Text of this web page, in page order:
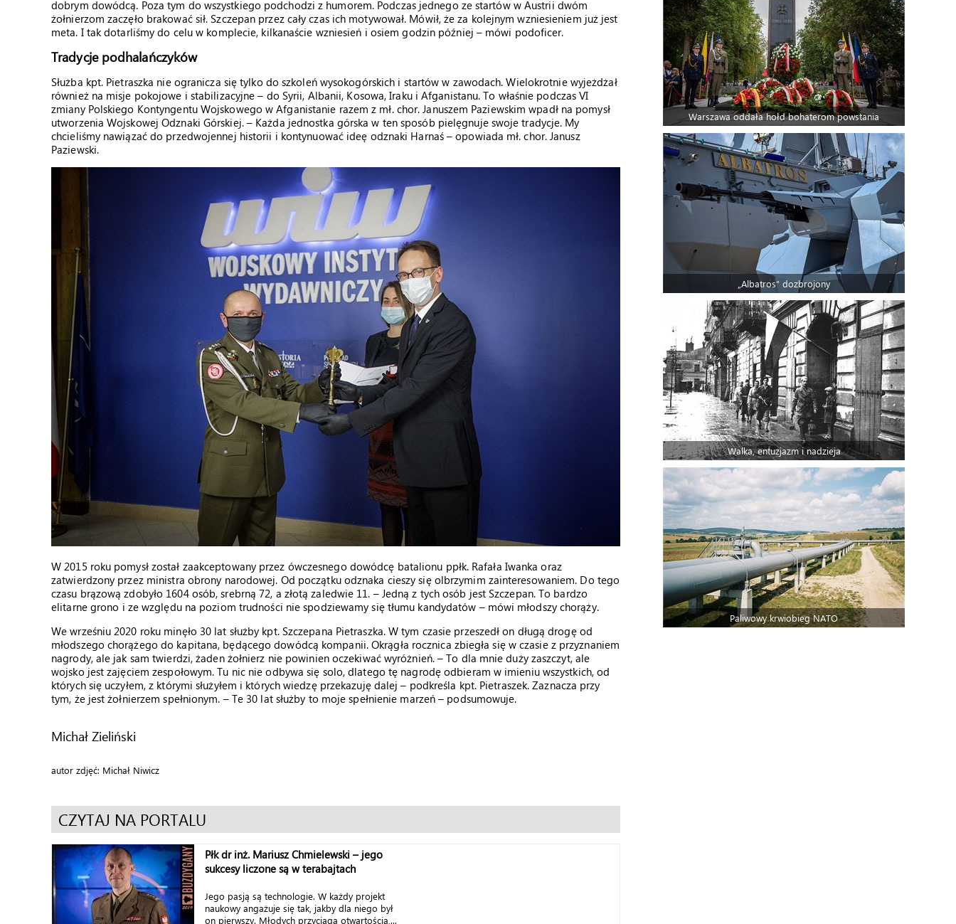
dobrym dowódcą. Poza tym do wszystkiego podchodzi z humorem. Podczas jednego ze startów w Austrii dwóm
żołnierzom zaczęło brakować sił. Szczepan przez cały czas ich motywował. Mówił, że za kolejnym wzniesieniem już jest
meta. I tak dotarliśmy do celu w komplecie, kilkanaście wzniesień i osiem godzin później – mówi podoficer.
Tradycje podhalańczyków
Służba kpt. Pietraszka nie ogranicza się tylko do szkoleń wysokogórskich i startów w zawodach. Wielokrotnie wyjeżdżał
również na misje pokojowe i stabilizacyjne – do Syrii, Albanii, Kosowa, Iraku i Afganistanu. To właśnie podczas VI
zmiany Polskiego Kontyngentu Wojskowego w Afganistanie razem z mł. chor. Januszem Paziewskim wpadł na pomysł
utworzenia Wojskowej Odznaki Górskiej. – Każda jednostka górska w ten sposób pielęgnuje swoje tradycje. My
chcieliśmy nawiązać do przedwojennej historii i kontynuować ideę odznaki Harnaś – opowiada mł. chor. Janusz
Paziewski.
W 2015 roku pomysł został zaakceptowany przez ówczesnego dowódcę batalionu ppłk. Rafała Iwanka oraz
zatwierdzony przez ministra obrony narodowej. Od początku odznaka cieszy się olbrzymim zainteresowaniem. Do tego
czasu brązową zdobyło 1604 osób, srebrną 72, a złotą zaledwie 11. – Jedną z tych osób jest Szczepan. To bardzo
elitarne grono i ze względu na poziom trudności nie spodziewamy się tłumu kandydatów – mówi młodszy chorąży.
We wrześniu 2020 roku minęło 30 lat służby kpt. Szczepana Pietraszka. W tym czasie przeszedł on długą drogę od
młodszego chorążego do kapitana, będącego dowódcą kompanii. Okrągła rocznica zbiegła się w czasie z przyznaniem
nagrody, ale jak sam twierdzi, żaden żołnierz nie powinien oczekiwać wyróżnień. – To dla mnie duży zaszczyt, ale
wojsko jest zajęciem zespołowym. Tu nic nie odbywa się solo, dlatego tę nagrodę odbieram w imieniu wszystkich, od
których się uczyłem, z którymi służyłem i których wiedzę przekazuję dalej – podkreśla kpt. Pietraszek. Zaznacza przy
tym, że jest żołnierzem spełnionym. – Te 30 lat służby to moje spełnienie marzeń – podsumowuje.
Michał Zieliński
autor zdjęć: Michał Niwicz
CZYTAJ NA PORTALU
Płk dr inż. Mariusz Chmielewski – jego
sukcesy liczone są w terabajtach
Jego pasją są technologie. W każdy projekt
naukowy angażuje się tak, jakby dla niego był
on pierwszy. Młodych przyciąga otwartością,...
Warszawa oddała hołd bohaterom powstania
„Albatros” dozbrojony
Walka, entuzjazm i nadzieja
Paliwowy krwiobieg NATO